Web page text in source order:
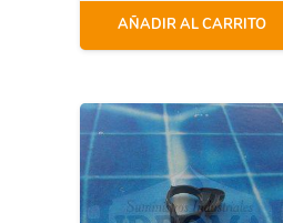
AÑADIR AL CARRITO